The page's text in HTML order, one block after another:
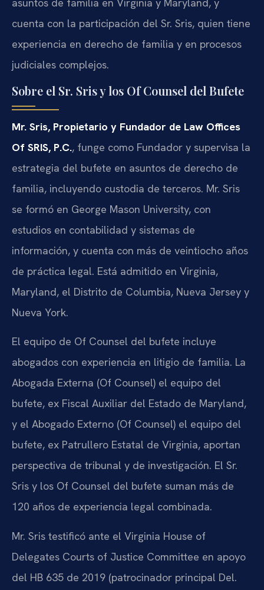
asuntos de familia en Virginia y Maryland, y
cuenta con la participación del Sr. Sris, quien tiene
experiencia en derecho de familia y en procesos
judiciales complejos.
Sobre el Sr. Sris y los Of Counsel del Bufete
Mr. Sris, Propietario y Fundador de Law Offices
Of SRIS, P.C., funge como Fundador y supervisa la
estrategia del bufete en asuntos de derecho de
familia, incluyendo custodia de terceros. Mr. Sris
se formó en George Mason University, con
estudios en contabilidad y sistemas de
información, y cuenta con más de veintiocho años
de práctica legal. Está admitido en Virginia,
Maryland, el Distrito de Columbia, Nueva Jersey y
Nueva York.
El equipo de Of Counsel del bufete incluye
abogados con experiencia en litigio de familia. La
Abogada Externa (Of Counsel) el equipo del
bufete, ex Fiscal Auxiliar del Estado de Maryland,
y el Abogado Externo (Of Counsel) el equipo del
bufete, ex Patrullero Estatal de Virginia, aportan
perspectiva de tribunal y de investigación. El Sr.
Sris y los Of Counsel del bufete suman más de
120 años de experiencia legal combinada.
Mr. Sris testificó ante el Virginia House of
Delegates Courts of Justice Committee en apoyo
del HB 635 de 2019 (patrocinador principal Del.